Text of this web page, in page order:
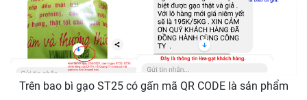
Trên bao bì gạo ST25 có gấn mã QR CODE là sản phẩm